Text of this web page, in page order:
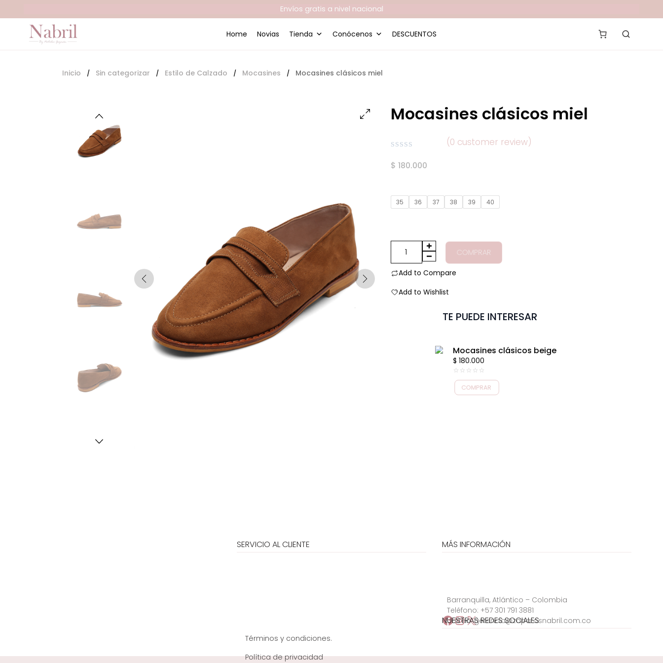
al
contenido
Envíos gratis a nivel nacional
Home Novias Tienda Conócenos DESCUENTOS
Inicio / Sin categorizar / Estilo de Calzado / Mocasines / Mocasines clásicos miel
Mocasines clásicos miel
en
5
(0 customer review)
$ 180.000
35 36 37 38 39 40
Mocasines
clásicos
miel
cantidad
COMPRAR
Add to Compare
Add to Wishlist
TE PUEDE INTERESAR
Mocasines clásicos beige
$ 180.000
0
outCOMPRAR
SERVICIO AL CLIENTE
Términos y condiciones.
Política de privacidad
MÁS INFORMACIÓN
Barranquilla, Atlántico – Colombia
Teléfono: +57 301 791 3881
correo:gerencia@zapatosnabril.com.co
NUESTRAS REDES SOCIALES
Facebook
Instagram
X